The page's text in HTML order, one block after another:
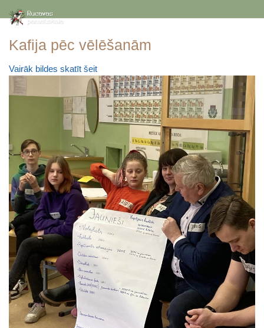
Kafija pēc vēlēšanām
Vairāk bildes skatīt šeit